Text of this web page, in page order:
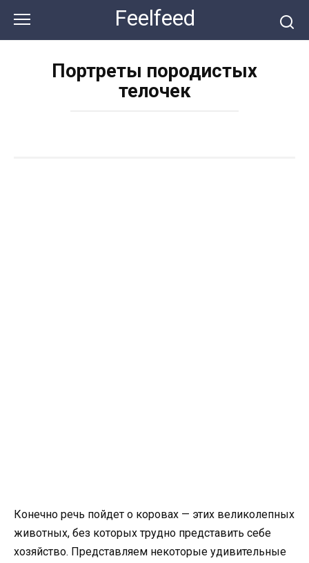
контенту
Feelfeed
Портреты породистых
телочек
Конечно речь пойдет о коровах — этих великолепных
животных, без которых трудно представить себе
хозяйство. Представляем некоторые удивительные